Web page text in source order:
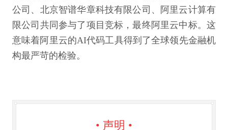
公司、北京智谱华章科技有限公司、阿里云计算有
限公司共同参与了项目竞标，最终阿里云中标。这
意味着阿里云的AI代码工具得到了全球领先金融机
构最严苛的检验。
• 声明 •